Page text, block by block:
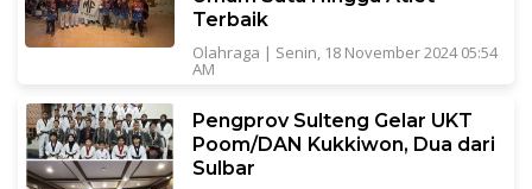
Terbaik
Olahraga | Senin, 18 November 2024 05:54
AM
Pengprov Sulteng Gelar UKT
Poom/DAN Kukkiwon, Dua dari
Sulbar